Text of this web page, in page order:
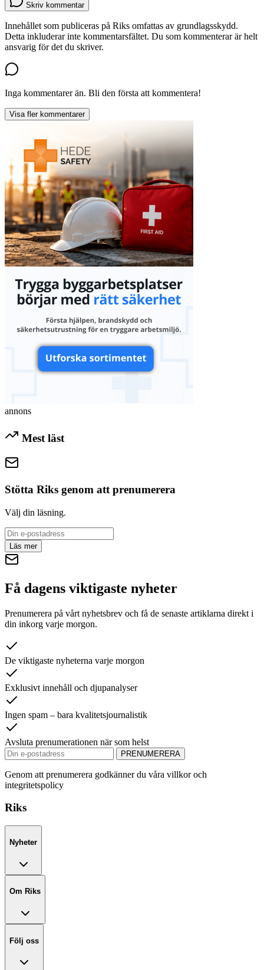
Skriv kommentar
Innehållet som publiceras på Riks omfattas av grundlagsskydd.
Detta inkluderar inte kommentarsfältet. Du som kommenterar är helt
ansvarig för det du skriver.
Inga kommentarer än. Bli den första att kommentera!
Visa fler kommentarer
annons
Mest läst
Stötta Riks genom att prenumerera
Välj din läsning.
Läs mer
Få dagens viktigaste nyheter
Prenumerera på vårt nyhetsbrev och få de senaste artiklarna direkt i
din inkorg varje morgon.
De viktigaste nyheterna varje morgon
Exklusivt innehåll och djupanalyser
Ingen spam – bara kvalitetsjournalistik
Avsluta prenumerationen när som helst
PRENUMERERA
Genom att prenumerera godkänner du våra villkor och
integritetspolicy
Riks
Nyheter
Om Riks
Följ oss